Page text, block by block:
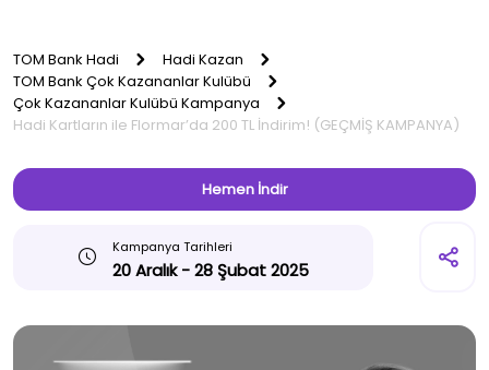
TOM Bank Hadi
Hadi Kazan
TOM Bank Çok Kazananlar Kulübü
Çok Kazananlar Kulübü Kampanya
Hadi Kartların ile Flormar’da 200 TL İndirim! (GEÇMİŞ KAMPANYA)
Hemen İndir
Kampanya Tarihleri
20 Aralık - 28 Şubat 2025